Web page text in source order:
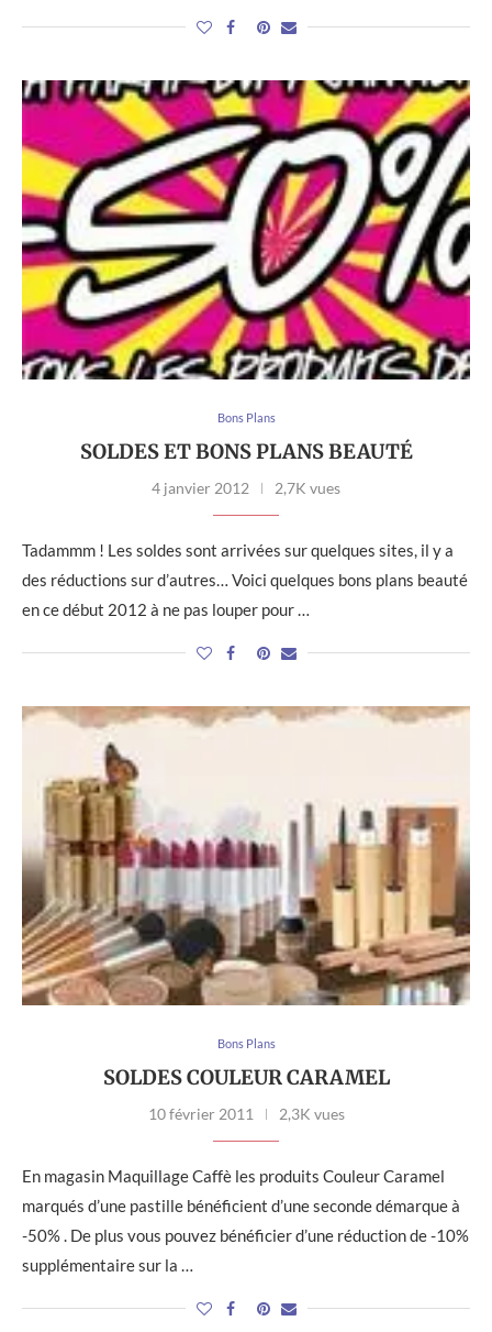
Bons Plans
SOLDES ET BONS PLANS BEAUTÉ
4 janvier 2012 2,7K vues
Tadammm ! Les soldes sont arrivées sur quelques sites, il y a
des réductions sur d’autres… Voici quelques bons plans beauté
en ce début 2012 à ne pas louper pour …
Bons Plans
SOLDES COULEUR CARAMEL
10 février 2011 2,3K vues
En magasin Maquillage Caffè les produits Couleur Caramel
marqués d’une pastille bénéficient d’une seconde démarque à
-50% . De plus vous pouvez bénéficier d’une réduction de -10%
supplémentaire sur la …